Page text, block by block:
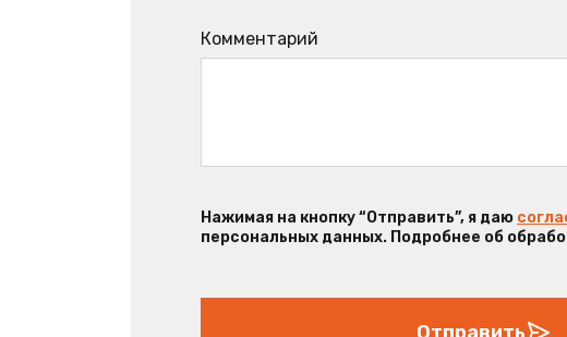
Комментарий
Нажимая на кнопку “Отправить”, я даю
персональных данных. Подробнее об
Отправить